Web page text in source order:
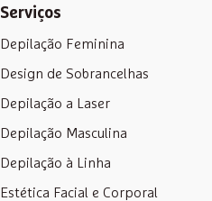
Serviços
Depilação Feminina
Design de Sobrancelhas
Depilação a Laser
Depilação Masculina
Depilação à Linha
Estética Facial e Corporal